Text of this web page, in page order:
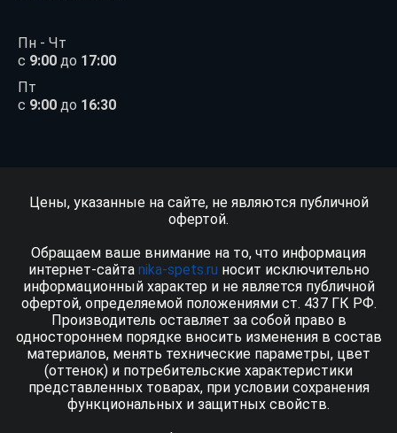
Пн - Чт
с 9:00 до 17:00
Пт
с 9:00 до 16:30
Цены, указанные на сайте, не являются публичной
офертой.
Обращаем ваше внимание на то, что информация
интернет-сайта nika-spets.ru носит исключительно
информационный характер и не является публичной
офертой, определяемой положениями ст. 437 ГК РФ.
Производитель оставляет за собой право в
одностороннем порядке вносить изменения в состав
материалов, менять технические параметры, цвет
(оттенок) и потребительские характеристики
представленных товарах, при условии сохранения
функциональных и защитных свойств.